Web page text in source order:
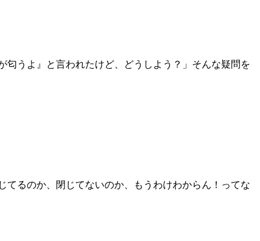
うよ』と言われたけど、どうしよう？」そんな疑問を
るのか、閉じてないのか、もうわけわからん！ってな